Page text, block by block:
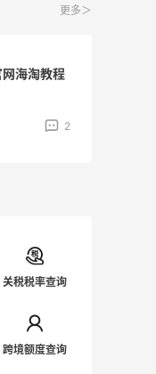
更多＞
海淘教程
2
关税税率查询
跨境额度查询